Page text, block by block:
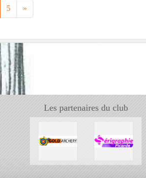
5 »
Les partenaires du club